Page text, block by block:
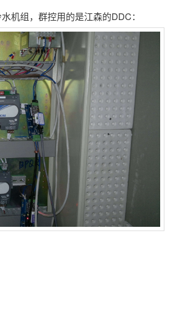
机组，群控用的是江森的DDC：